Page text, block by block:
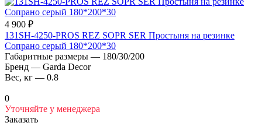
4 900 ₽
131SH-4250-PROS REZ SOPR SER Простыня на резинке
Сопрано серый 180*200*30
Габаритные размеры — 180/30/200
Бренд — Garda Decor
Вес, кг — 0.8
0
Уточняйте у менеджера
Заказать